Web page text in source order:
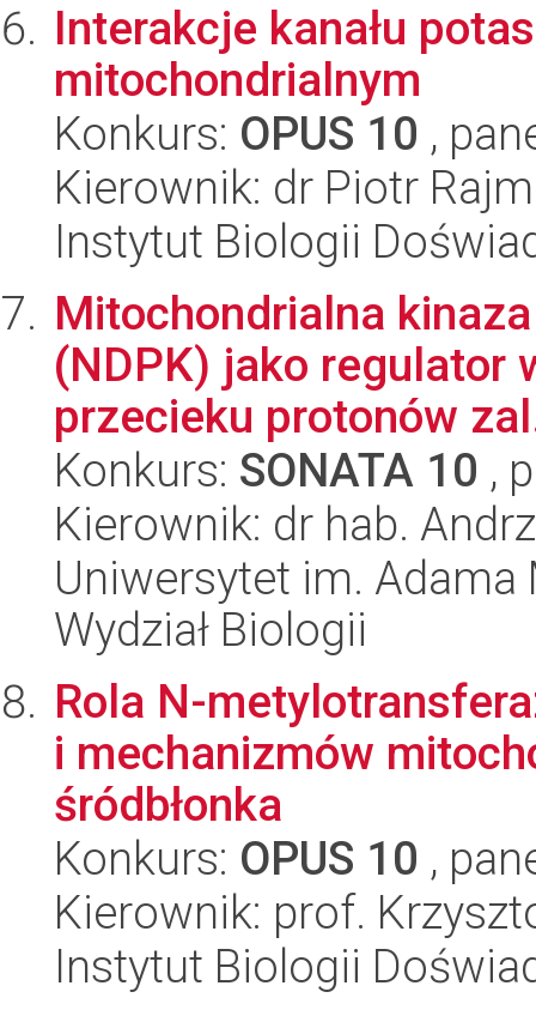
Interakcje kanału
mitochondrialnym
Konkurs: OPUS 10 ,
Kierownik: dr Piotr
Instytut Biologii
Mitochondrialna
(NDPK) jako regulator
przecieku protonów
Konkurs: SONATA 10 ,
Kierownik: dr hab.
Uniwersytet im.
Wydział Biologii
Rola N-
i mechanizmów
śródbłonka
Konkurs: OPUS 10 ,
Kierownik: prof.
Instytut Biologii